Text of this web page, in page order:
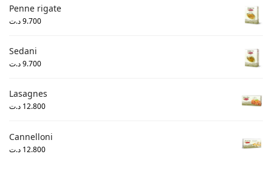
Penne rigate
9.700د.ت
Sedani
9.700د.ت
Lasagnes
12.800 د.ت
Cannelloni
12.800 د.ت